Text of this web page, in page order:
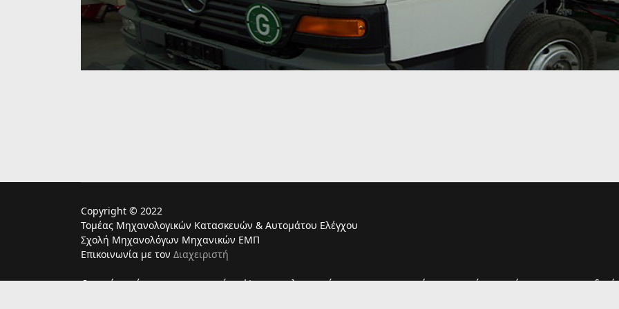
Copyright © 2022
Τομέας Μηχανολογικών Κατασκευών & Αυτομάτου Ελέγχου
Σχολή Μηχανολόγων Μηχανικών ΕΜΠ
Επικοινωνία με τον Διαχειριστή
Ο παρών ιστότοπος χρησιμoποιεί cookies για τη λειτουργία του και η παραμονή σας σε αυτόν συνεπάγεται και την αποδοχή